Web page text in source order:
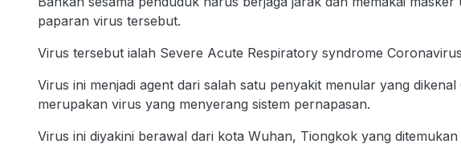
paparan virus tersebut.
Virus tersebut ialah Severe Acute Respiratory syndrome
Virus ini menjadi agent dari salah satu penyakit menular yang
merupakan virus yang menyerang sistem pernapasan.
Virus ini diyakini berawal dari kota Wuhan, Tiongkok yang